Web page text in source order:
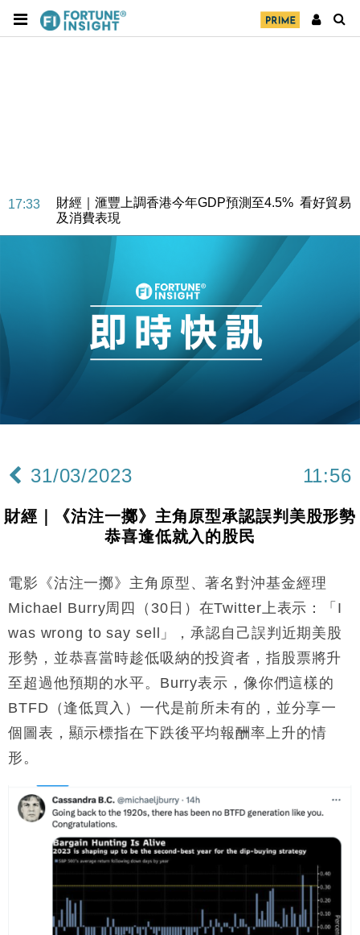
17:33
財經｜滙豐上調香港今年GDP預測至4.5% 看好貿易
及消費表現
本地｜假冒內地執法人員要求交「保證金」 43歲女子
損失近6900萬元
財經｜日經失守6.5萬點後回穩 全周仍升近2%
財經｜恒隆10月換帥 玩具「反」斗城亞洲CEO蔡德
15:11
財經｜韓股反覆波動收跌 連挫7周創逾3年最長跌勢
財經｜內地7月美元計價出口增近24%勝預期 貿易順
11:12
國際｜特朗普料美伊戰事快結束 承認部分彈藥庫存緊
15:59
財經｜SA售股自救後再出手 斥4億美元押注未上市公
47仙
17:33
財經｜滙豐上調香港今年GDP預測至4.5% 看好貿易
及消費表現
本地｜假冒內地執法人員要求交「保證金」 43歲女子
損失近6900萬元
16:05
財經｜日經失守6.5萬點後回穩 全周仍升近2%
15:47
財經｜恒隆10月換帥 玩具「反」斗城亞洲CEO蔡德
粦接任
15:11
13:44
財經｜內地7月美元計價出口增近24%勝預期 貿易順
差達1125億美元
財經｜日本春季三度入市撐日圓 4月單日斥6.28萬億
日圓干預創新高
國際｜特朗普料美伊戰事快結束 承認部分彈藥庫存緊
張
財經｜SA售股自救後再出手 斥4億美元押注未上市公
31/03/2023 11:56
財經｜《沽注一擲》主角原型承認誤判美股形勢
恭喜逢低就入的股民
電影《沽注一擲》主角原型、著名對沖基金經理
Michael Burry周四（30日）在Twitter上表示：「I
was wrong to say sell」，承認自己誤判近期美股
形勢，並恭喜當時趁低吸納的投資者，指股票將升
至超過他預期的水平。Burry表示，像你們這樣的
BTFD（逢低買入）一代是前所未有的，並分享一
個圖表，顯示標指在下跌後平均報酬率上升的情
形。